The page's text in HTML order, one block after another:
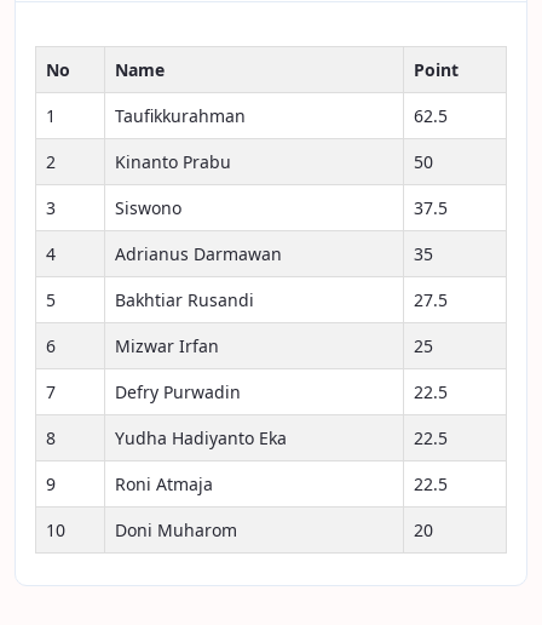
No Name
Point
1
Taufikkurahman
62.5
2
Kinanto Prabu
50
3
Siswono
37.5
4
Adrianus Darmawan
35
5
Bakhtiar Rusandi
27.5
6
Mizwar Irfan
25
7
Defry Purwadin
22.5
8
Yudha Hadiyanto Eka
22.5
9
Roni Atmaja
22.5
10
Doni Muharom 20